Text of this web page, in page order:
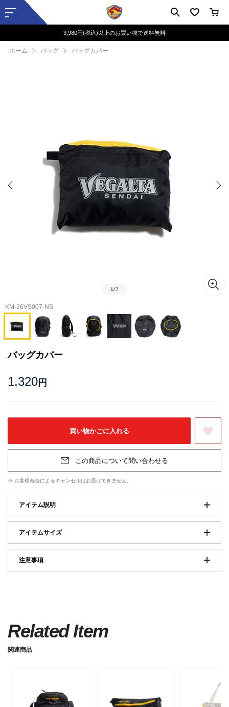
3,980円(税込)以上のお買い物で送料無料
ホーム バッグ バッグカバー
1/7
KM-26VS007-NS
バッグカバー
1,320 円
お気に入りに登
※ お客様都合によるキャンセルはお受けできません。
アイテム説明
アイテムサイズ
注意事項
この商品について問い合わせる
Related Item
関連商品